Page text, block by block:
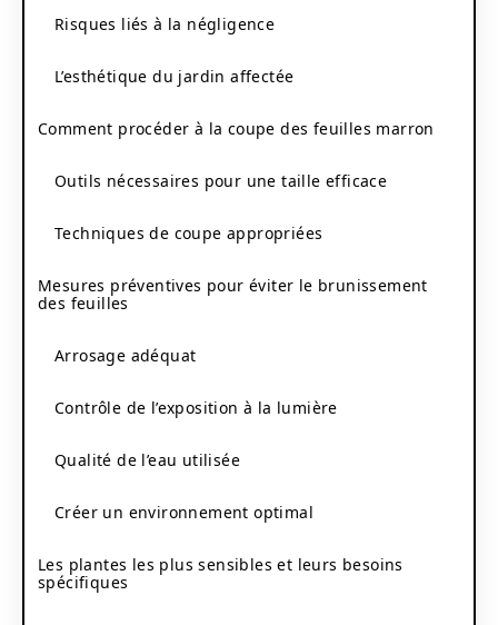
Risques liés à la négligence
L’esthétique du jardin affectée
Comment procéder à la coupe des feuilles marron
Outils nécessaires pour une taille efficace
Techniques de coupe appropriées
Mesures préventives pour éviter le brunissement
des feuilles
Arrosage adéquat
Contrôle de l’exposition à la lumière
Qualité de l’eau utilisée
Créer un environnement optimal
Les plantes les plus sensibles et leurs besoins
spécifiques